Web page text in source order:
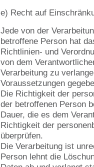
e) Recht auf
Jede von der
betroffene Person hat
Richtlinien- und
von dem
Verarbeitung zu
Voraussetzungen
Die Richtigkeit der
der betroffenen Person
Dauer, die es dem
Richtigkeit der
überprüfen.
Die Verarbeitung ist
Person lehnt die